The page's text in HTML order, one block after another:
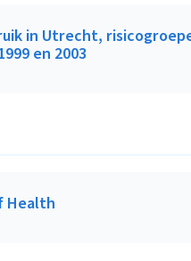
in Utrecht,
en 2003
Health